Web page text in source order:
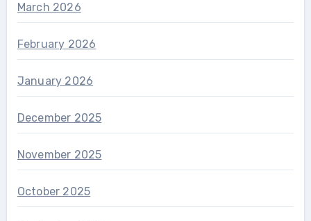
March 2026
February 2026
January 2026
December 2025
November 2025
October 2025